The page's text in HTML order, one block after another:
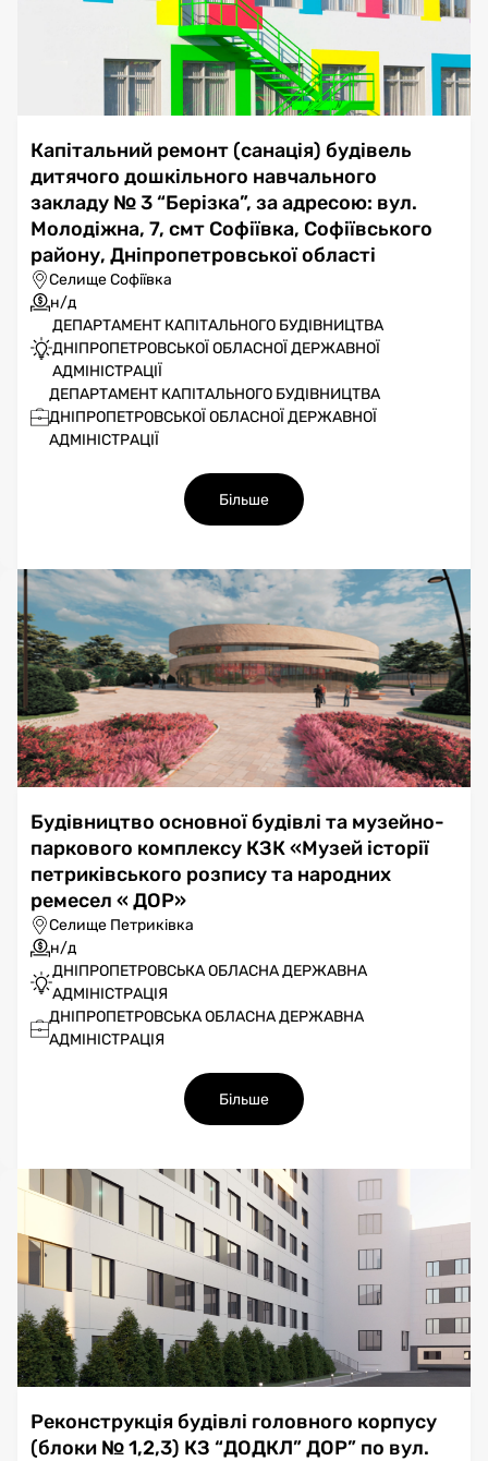
Капітальний ремонт (санація) будівель
дитячого дошкільного навчального
закладу № 3 “Берізка”, за адресою: вул.
Молодіжна, 7, смт Софіївка, Софіївського
району, Дніпропетровської області
Селище Софіївка
н/д
ДЕПАРТАМЕНТ КАПІТАЛЬНОГО БУДІВНИЦТВА
ДНІПРОПЕТРОВСЬКОЇ ОБЛАСНОЇ ДЕРЖАВНОЇ
АДМІНІСТРАЦІЇ
ДЕПАРТАМЕНТ КАПІТАЛЬНОГО БУДІВНИЦТВА
ДНІПРОПЕТРОВСЬКОЇ ОБЛАСНОЇ ДЕРЖАВНОЇ
АДМІНІСТРАЦІЇ
Більше
Будівництво основної будівлі та музейно-
паркового комплексу КЗК «Музей історії
петриківського розпису та народних
ремесел « ДОР»
Селище Петриківка
н/д
ДНІПРОПЕТРОВСЬКА ОБЛАСНА ДЕРЖАВНА
АДМІНІСТРАЦІЯ
ДНІПРОПЕТРОВСЬКА ОБЛАСНА ДЕРЖАВНА
АДМІНІСТРАЦІЯ
Більше
Реконструкція будівлі головного корпусу
(блоки № 1,2,3) КЗ “ДОДКЛ” ДОР” по вул.